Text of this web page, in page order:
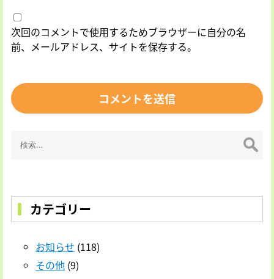
次回のコメントで使用するためブラウザーに自分の名
前、メールアドレス、サイトを保存する。
索:
カテゴリー
お知らせ (118)
その他 (9)